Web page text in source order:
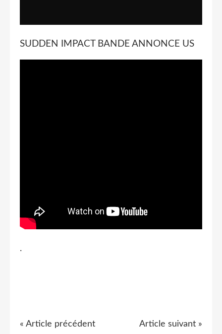
SUDDEN IMPACT BANDE ANNONCE US
.
« Article précédent Article suivant »